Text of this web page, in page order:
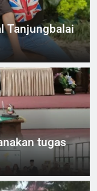
Tanjungbalai
tugas